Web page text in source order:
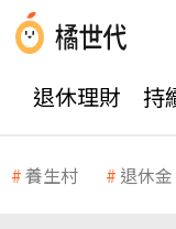
退休理財 持
養生村 退休金